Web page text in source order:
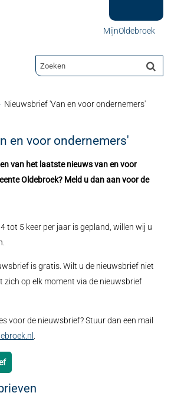
MijnOldebroek
Nieuwsbrief 'Van en voor ondernemers'
en voor ondernemers'
van het laatste nieuws van en voor
Oldebroek? Meld u dan aan voor de
tot 5 keer per jaar is gepland, willen wij u
is gratis. Wilt u de nieuwsbrief niet
zich op elk moment via de nieuwsbrief
voor de nieuwsbrief? Stuur dan een mail